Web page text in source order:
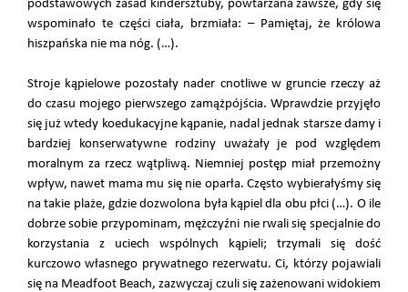
podstawowych zasad kindersztuby, powtarzana zawsze, gdy się
wspominało te części ciała, brzmiała: – Pamiętaj, że królowa
hiszpańska nie ma nóg. (…).
Stroje kąpielowe pozostały nader cnotliwe w gruncie rzeczy aż
do czasu mojego pierwszego zamążpójścia. Wprawdzie przyjęło
się już wtedy koedukacyjne kąpanie, nadal jednak starsze damy i
bardziej konserwatywne rodziny uważały je pod względem
moralnym za rzecz wątpliwą. Niemniej postęp miał przemożny
wpływ, nawet mama mu się nie oparła. Często wybierałyśmy się
na takie plaże, gdzie dozwolona była kąpiel dla obu płci (…). O ile
dobrze sobie przypominam, mężczyźni nie rwali się specjalnie do
korzystania z uciech wspólnych kąpieli; trzymali się dość
kurczowo własnego prywatnego rezerwatu. Ci, którzy pojawiali
się na Meadfoot Beach, zazwyczaj czuli się zażenowani widokiem